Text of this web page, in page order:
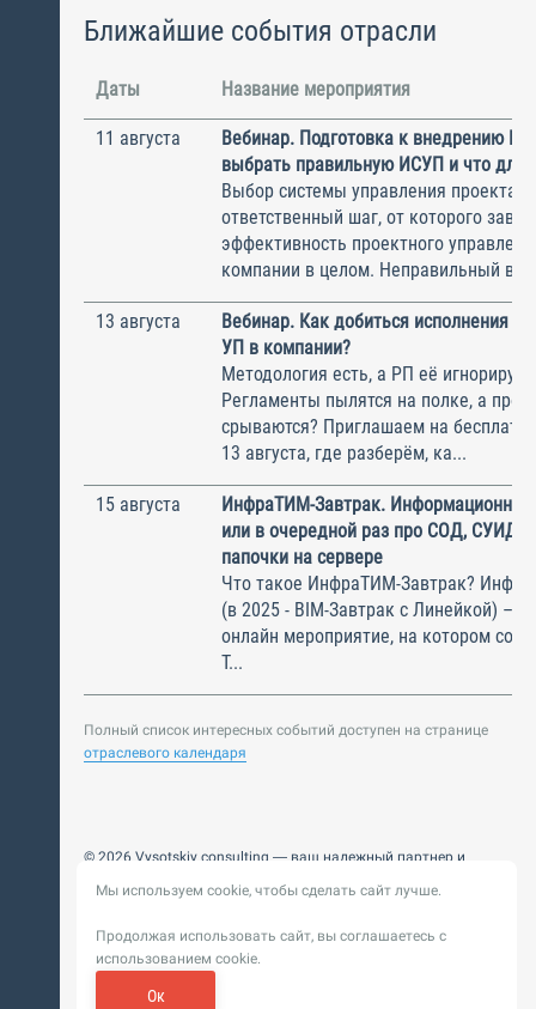
Ближайшие события отрасли
Даты Название мероприятия
11 августа
Вебинар. Подготовка к внедрению
выбрать правильную ИСУП и что для
Выбор системы управления
ответственный шаг, от которого
эффективность проектного
компании в целом. Неправильный
13 августа
Вебинар. Как добиться исполнения
УП в компании?
Методология есть, а РП её
Регламенты пылятся на полке, а
срываются? Приглашаем на
13 августа, где разберём, ка...
15 августа
ИнфраТИМ-Завтрак.
или в очередной раз про СОД, СУИД и
папочки на сервере
Что такое ИнфраТИМ-Завтрак?
(в 2025 - BIM-Завтрак с Линейкой) –
онлайн мероприятие, на котором
Т...
Полный список интересных событий доступен на странице
отраслевого календаря
© 2026 Vysotskiy consulting — ваш надежный партнер и
Цифровизация, BIM, ИИ. Внедряем и оптимизируем
Пользовательское
соглашение
Политика обработки персональных
данных
Мы используем cookie, чтобы сделать сайт лучше.
Продолжая использовать сайт, вы соглашаетесь с
использованием cookie.
Ок